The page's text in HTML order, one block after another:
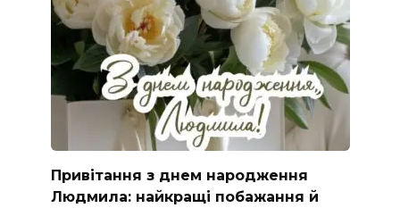
Привітання з днем народження
Людмила: найкращі побажання й